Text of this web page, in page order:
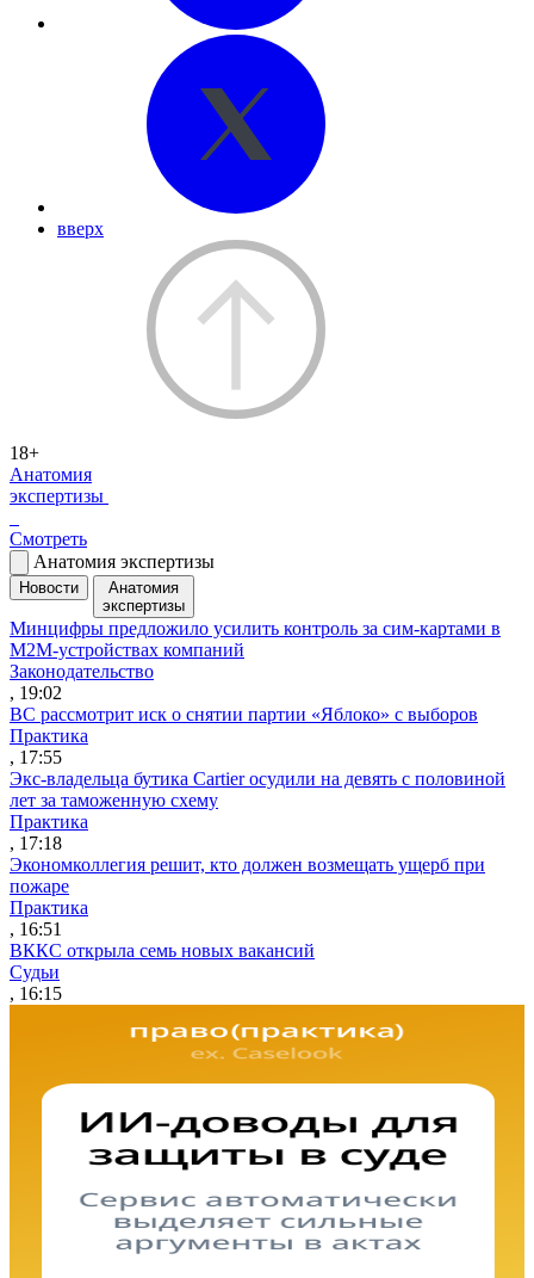
вверх
18+
Анатомия
экспертизы
Смотреть
Анатомия экспертизы
Новости
Анатомия
экспертизы
Минцифры предложило усилить контроль за сим-картами в
M2M-устройствах компаний
Законодательство
, 19:02
ВС рассмотрит иск о снятии партии «Яблоко» с выборов
Практика
, 17:55
Экс-владельца бутика Cartier осудили на девять с половиной
лет за таможенную схему
Практика
, 17:18
Экономколлегия решит, кто должен возмещать ущерб при
пожаре
Практика
, 16:51
ВККС открыла семь новых вакансий
Судьи
, 16:15